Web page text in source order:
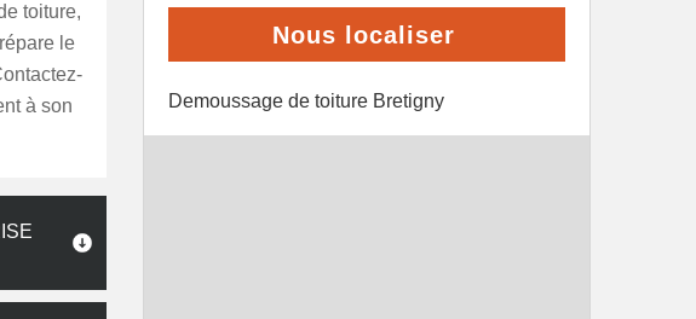
toiture,
le
à son
Nous localiser
Demoussage de toiture Bretigny